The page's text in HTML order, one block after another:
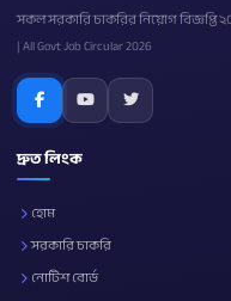
সকল সরকারি চাকরির নিয়োগ বিজ্ঞপ্তি
| All Govt Job Circular 2026
দ্রুত লিংক
হোম
সরকারি চাকরি
নোটিশ বোর্ড